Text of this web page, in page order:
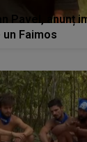
Pavel, anunț
Faimos